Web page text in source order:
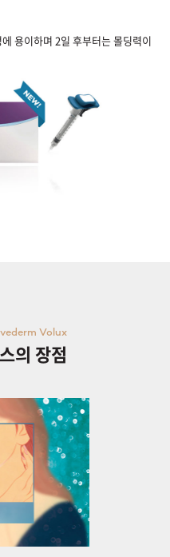
용이하며 2일 후부터는 몰딩력이
Volux
의 장점